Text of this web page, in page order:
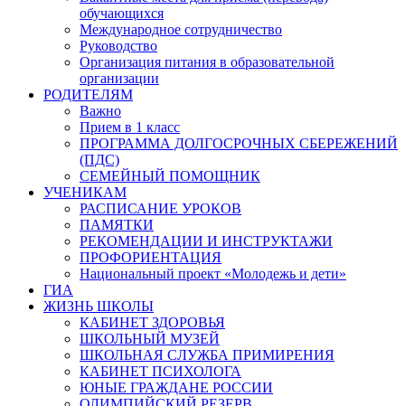
обучающихся
Международное сотрудничество
Руководство
Организация питания в образовательной
организации
РОДИТЕЛЯМ
Важно
Прием в 1 класс
ПРОГРАММА ДОЛГОСРОЧНЫХ СБЕРЕЖЕНИЙ
(ПДС)
СЕМЕЙНЫЙ ПОМОЩНИК
УЧЕНИКАМ
РАСПИСАНИЕ УРОКОВ
ПАМЯТКИ
РЕКОМЕНДАЦИИ И ИНСТРУКТАЖИ
ПРОФОРИЕНТАЦИЯ
Национальный проект «Молодежь и дети»
ГИА
ЖИЗНЬ ШКОЛЫ
КАБИНЕТ ЗДОРОВЬЯ
ШКОЛЬНЫЙ МУЗЕЙ
ШКОЛЬНАЯ СЛУЖБА ПРИМИРЕНИЯ
КАБИНЕТ ПСИХОЛОГА
ЮНЫЕ ГРАЖДАНЕ РОССИИ